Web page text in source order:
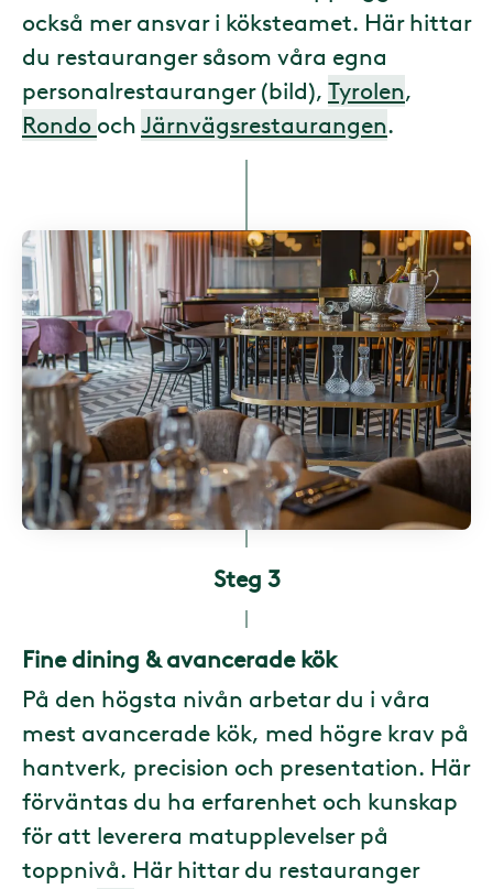
också mer ansvar i köksteamet. Här hittar
du restauranger såsom våra egna
personalrestauranger (bild), Tyrolen,
Rondo och Järnvägsrestaurangen.
Steg 3
Fine dining & avancerade kök
På den högsta nivån arbetar du i våra
mest avancerade kök, med högre krav på
hantverk, precision och presentation. Här
förväntas du ha erfarenhet och kunskap
för att leverera matupplevelser på
toppnivå. Här hittar du restauranger